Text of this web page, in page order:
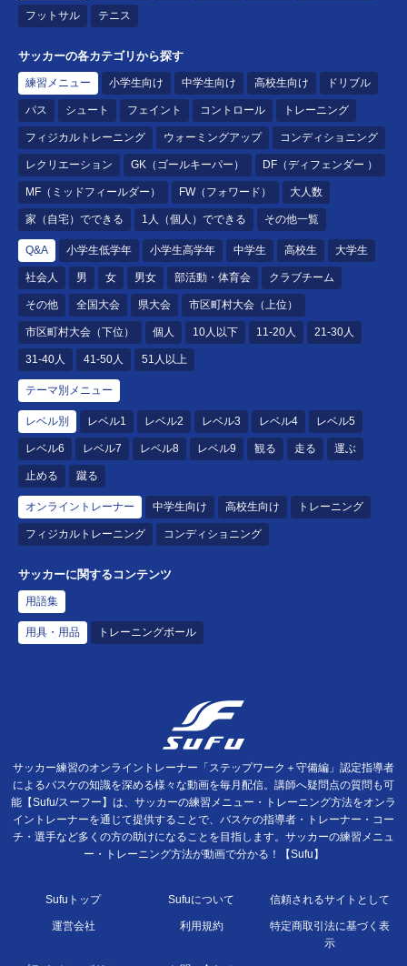
フットサル テニス
サッカーの各カテゴリから探す
練習メニュー 小学生向け 中学生向け 高校生向け ドリブル
パス シュート フェイント コントロール トレーニング
フィジカルトレーニング ウォーミングアップ コンディショニング
レクリエーション GK（ゴールキーパー） DF（ディフェンダー ）
MF（ミッドフィールダー） FW（フォワード） 大人数
家（自宅）でできる 1人（個人）でできる その他一覧
Q&A 小学生低学年 小学生高学年 中学生 高校生 大学生
社会人 男 女 男女 部活動・体育会 クラブチーム
その他 全国大会 県大会 市区町村大会（上位）
市区町村大会（下位） 個人 10人以下 11-20人 21-30人
31-40人 41-50人 51人以上
テーマ別メニュー
レベル別 レベル1 レベル2 レベル3 レベル4 レベル5
レベル6 レベル7 レベル8 レベル9 観る 走る 運ぶ
止める 蹴る
オンライントレーナー 中学生向け 高校生向け トレーニング
フィジカルトレーニング コンディショニング
サッカーに関するコンテンツ
用語集
用具・用品 トレーニングボール
サッカー練習のオンライントレーナー「ステップワーク＋守備編」認定指導者
によるバスケの知識を深める様々な動画を毎月配信。講師へ疑問点の質問も可
能【Sufu/スーフー】は、サッカーの練習メニュー・トレーニング方法をオンラ
イントレーナーを通じて提供することで、バスケの指導者・トレーナー・コー
チ・選手など多くの方の助けになることを目指します。サッカーの練習メニュ
ー・トレーニング方法が動画で分かる！【Sufu】
Sufuトップ Sufuについて 信頼されるサイトとして
運営会社 利用規約
特定商取引法に基づく表
示